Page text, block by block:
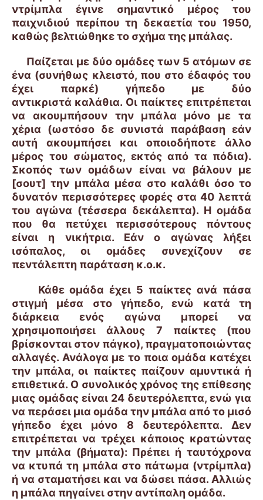
ντρίμπλα έγινε σημαντικό μέρος του
παιχνιδιού περίπου τη δεκαετία του 1950,
καθώς βελτιώθηκε το σχήμα της μπάλας.
Παίζεται με δύο ομάδες των 5 ατόμων σε
ένα (συνήθως κλειστό, που στο έδαφός του
έχει παρκέ) γήπεδο με δύο
αντικριστά καλάθια. Οι παίκτες επιτρέπεται
να ακουμπήσουν την μπάλα μόνο με τα
χέρια (ωστόσο δε συνιστά παράβαση εάν
αυτή ακουμπήσει και οποιοδήποτε άλλο
μέρος του σώματος, εκτός από τα πόδια).
Σκοπός των ομάδων είναι να βάλουν με
[σουτ] την μπάλα μέσα στο καλάθι όσο το
δυνατόν περισσότερες φορές στα 40 λεπτά
του αγώνα (τέσσερα δεκάλεπτα). Η ομάδα
που θα πετύχει περισσότερους πόντους
είναι η νικήτρια. Εάν ο αγώνας λήξει
ισόπαλος, οι ομάδες συνεχίζουν σε
πεντάλεπτη παράταση κ.ο.κ.
Κάθε ομάδα έχει 5 παίκτες ανά πάσα
στιγμή μέσα στο γήπεδο, ενώ κατά τη
διάρκεια ενός αγώνα μπορεί να
χρησιμοποιήσει άλλους 7 παίκτες (που
βρίσκονται στον πάγκο), πραγματοποιώντας
αλλαγές. Ανάλογα με το ποια ομάδα κατέχει
την μπάλα, οι παίκτες παίζουν αμυντικά ή
επιθετικά. Ο συνολικός χρόνος της επίθεσης
μιας ομάδας είναι 24 δευτερόλεπτα, ενώ για
να περάσει μια ομάδα την μπάλα από το μισό
γήπεδο έχει μόνο 8 δευτερόλεπτα. Δεν
επιτρέπεται να τρέχει κάποιος κρατώντας
την μπάλα (βήματα): Πρέπει ή ταυτόχρονα
να κτυπά τη μπάλα στο πάτωμα (ντρίμπλα)
ή να σταματήσει και να δώσει πάσα. Αλλιώς
η μπάλα πηγαίνει στην αντίπαλη ομάδα.